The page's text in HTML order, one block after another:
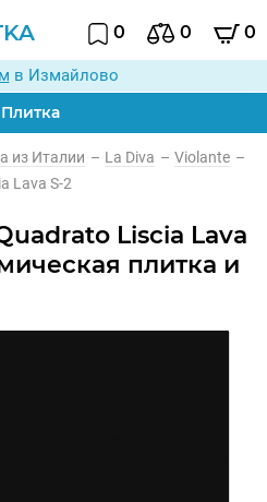
0 0 0
в Измайлово
Плитка
из Италии – La Diva – Violante –
Lava S-2
Liscia Lava
плитка и